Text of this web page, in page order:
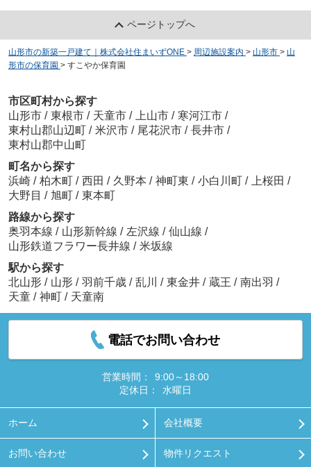
ページトップへ
山形市の新築一戸建て｜株式会社住まいずONE > 周辺施設案内 > 山形市 > 山
形市の保育園 > すこやか保育園
市区町村から探す
山形市 / 東根市 / 天童市 / 上山市 / 寒河江市 /
東村山郡山辺町 / 米沢市 / 尾花沢市 / 長井市 /
東村山郡中山町
町名から探す
浜崎 / 柏木町 / 西田 / 久野本 / 神町東 / 小白川町 / 上桜田 /
大野目 / 旭町 / 東本町
路線から探す
奥羽本線 / 山形新幹線 / 左沢線 / 仙山線 /
山形鉄道フラワー長井線 / 米坂線
駅から探す
北山形 / 山形 / 羽前千歳 / 乱川 / 東金井 / 蔵王 / 南出羽 /
天童 / 神町 / 天童南
電話でお問い合わせ
営業時間：
9:00～18:00
定休日：
水曜日
ホーム 会社概要
お問い合わせ 物件リクエスト